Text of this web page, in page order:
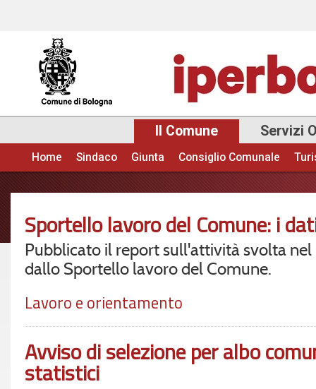
Il Comune Servizi
Menu principale
Home Sindaco Giunta Consiglio Comunale
Sportello lavoro del Comune: i
Pubblicato il report sull'attività svolta nel
dallo Sportello lavoro del Comune.
Lavoro e orientamento
Avviso di selezione per albo
statistici